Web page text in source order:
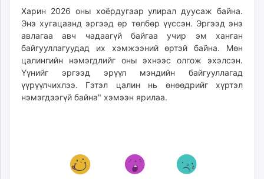
tumen.mn
shuum.mn
times.mn
tvmongolia.mn
mass.mn
unegui.mn
assa.mn
Харин 2026 оны хоёрдугаар улирал дуусаж байна.
Энэ хугацаанд эргээд өр төлбөр үүссэн. Эргээд энэ
авлагаа авч чадаагүй байгаа учир эм ханган
байгууллагуудад их хэмжээний өртэй байна. Мөн
цалингийн нэмэгдлийг оны эхнээс олгож эхэлсэн.
Үүнийг эргээд эрүүл мэндийн байгууллагад
үүрүүлчихлээ. Гэтэл цалин нь өнөөдрийг хүртэл
нэмэгдээгүй байна" хэмээн ярилаа.